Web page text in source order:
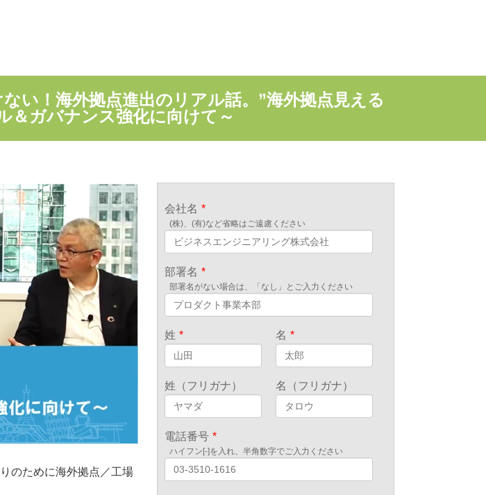
い！海外拠点進出のリアル話。”海外拠点見える
＆ガバナンス強化に向けて～
のために海外拠点／工場
会社名 *
(株)、(有)など省略はご遠慮ください
部署名 *
部署名がない場合は、「なし」とご入力ください
姓 * 名 *
姓（フリガナ） 名（フリガナ）
電話番号 *
ハイフン[-]を入れ、半角数字でご入力ください